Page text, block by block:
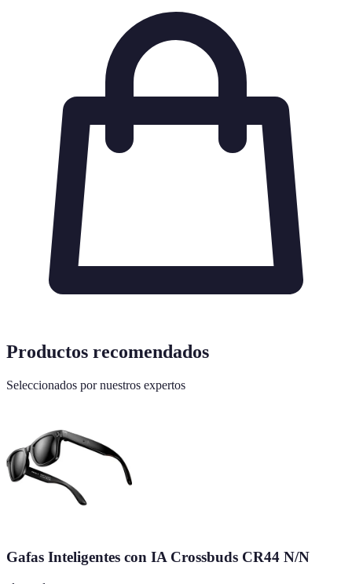
Productos recomendados
Seleccionados por nuestros expertos
Gafas Inteligentes con IA Crossbuds CR44 N/N